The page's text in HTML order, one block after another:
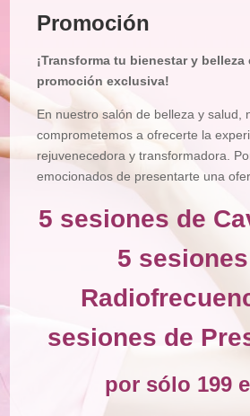
Tratamiento
Depilación
Manicura
yPedicura
Maquillajes
Micropigmentación
Microblading
Pestañas
Peluquería
Promoción
¡Transforma tu bienestar y
promoción exclusiva!
En nuestro salón de belleza y salud,
comprometemos a ofrecerte la
rejuvenecedora y transformadora.
emocionados de presentarte una
5 sesiones de
5
sesiones de
por sólo 199